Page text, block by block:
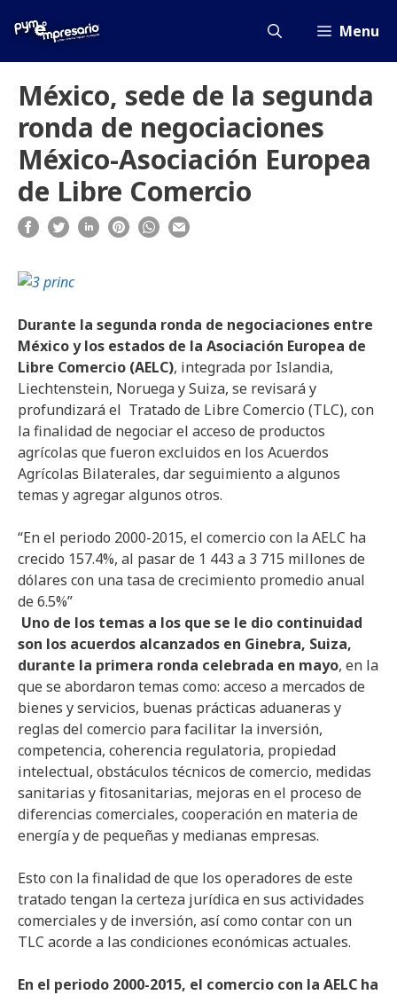
Menu
México, sede de la segunda
ronda de negociaciones
México-Asociación Europea
de Libre Comercio
Durante la segunda ronda de negociaciones entre
México y los estados de la Asociación Europea de
Libre Comercio (AELC), integrada por Islandia,
Liechtenstein, Noruega y Suiza, se revisará y
profundizará el Tratado de Libre Comercio (TLC), con
la finalidad de negociar el acceso de productos
agrícolas que fueron excluidos en los Acuerdos
Agrícolas Bilaterales, dar seguimiento a algunos
temas y agregar algunos otros.
“En el periodo 2000-2015, el comercio con la AELC ha
crecido 157.4%, al pasar de 1 443 a 3 715 millones de
dólares con una tasa de crecimiento promedio anual
de 6.5%”
Uno de los temas a los que se le dio continuidad
son los acuerdos alcanzados en Ginebra, Suiza,
durante la primera ronda celebrada en mayo, en la
que se abordaron temas como: acceso a mercados de
bienes y servicios, buenas prácticas aduaneras y
reglas del comercio para facilitar la inversión,
competencia, coherencia regulatoria, propiedad
intelectual, obstáculos técnicos de comercio, medidas
sanitarias y fitosanitarias, mejoras en el proceso de
diferencias comerciales, cooperación en materia de
energía y de pequeñas y medianas empresas.
Esto con la finalidad de que los operadores de este
tratado tengan la certeza jurídica en sus actividades
comerciales y de inversión, así como contar con un
TLC acorde a las condiciones económicas actuales.
En el periodo 2000-2015, el comercio con la AELC ha